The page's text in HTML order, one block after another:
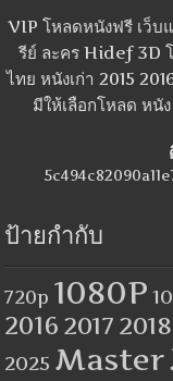
VIP โหลดหนังฟรี เว็บ
รีย์ ละคร Hidef 3D
ไทย หนังเก่า 2015
มีให้เลือกโหลด ห
ป้ายกำกับ
720p 1080P
2016 2017 2018
2025 Master